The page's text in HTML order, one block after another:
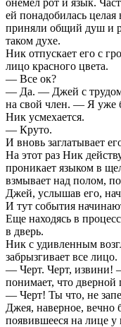
ей понадобилась
приняли общий душ и
таком духе.
Ник отпускает его с
лицо красного цвета.
— Все ок?
— Да. — Джей с трудом
на свой член. — Я уже
Ник усмехается.
— Круто.
И вновь заглатывает
На этот раз Ник
проникает языком в
взмывает над полом,
Джей, услышав его,
И тут события
Еще находясь в
в дверь.
Ник с удивленным
забрызгивает все лицо.
— Черт. Черт, извини!
понимает, что
— Черт! Ты что, не
Джея, наверное, вечно
появившееся на лице у